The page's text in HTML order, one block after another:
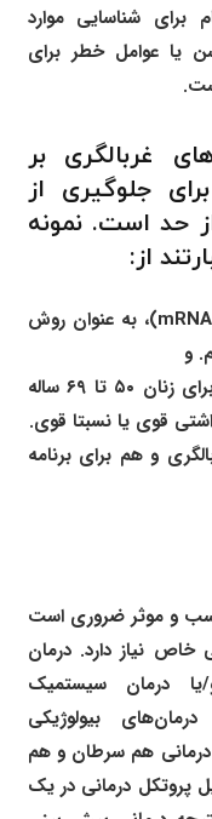
برای شناسایی موارد
یا عوامل خطر برای
غربالگری بر
جلوگیری از
حد است. نمونه
از:
تست HPV (شامل تست HPV DNA و mRNA)، به عنوان روش
و
غربالگری ماموگرافی برای سرطان سینه برای زنان ۵۰ تا ۶۹ ساله
قوی یا نسبتا قوی.
و هم برای برنامه
و موثر ضروری است
نیاز دارد. درمان
یا درمان سیستمیک
بیولوژیکی
هم سرطان و هم
پروتکل درمانی در یک